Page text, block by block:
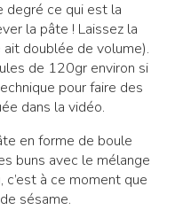
degré ce qui est la
la pâte ! Laissez la
ait doublée de volume).
de 120gr environ si
pour faire des
dans la vidéo.
en forme de boule
buns avec le mélange
c’est à ce moment que
sésame.